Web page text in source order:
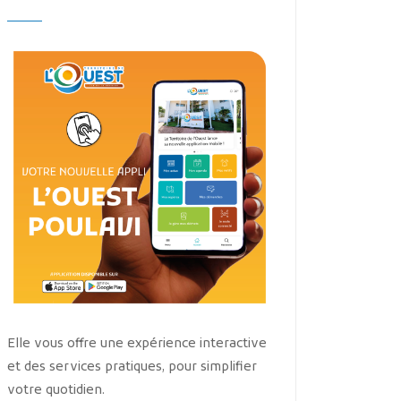
Elle vous offre une expérience interactive
et des services pratiques, pour simplifier
votre quotidien.